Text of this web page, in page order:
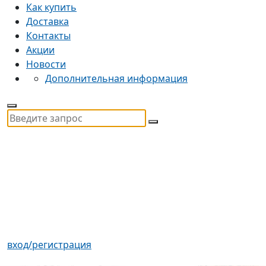
Как купить
Доставка
Контакты
Акции
Новости
Дополнительная информация
вход/регистрация